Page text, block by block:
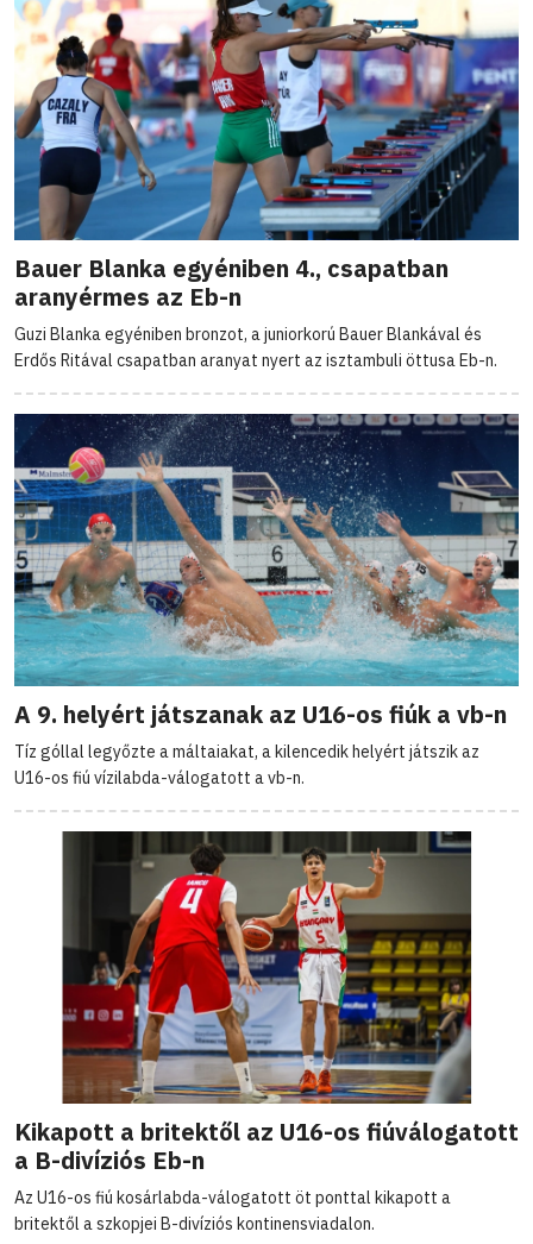
Bauer Blanka egyéniben 4., csapatban
aranyérmes az Eb-n
Guzi Blanka egyéniben bronzot, a juniorkorú Bauer Blankával és
Erdős Ritával csapatban aranyat nyert az isztambuli öttusa Eb-n.
A 9. helyért játszanak az U16-os fiúk a vb-n
Tíz góllal legyőzte a máltaiakat, a kilencedik helyért játszik az
U16-os fiú vízilabda-válogatott a vb-n.
Kikapott a britektől az U16-os fiúválogatott
a B-divíziós Eb-n
Az U16-os fiú kosárlabda-válogatott öt ponttal kikapott a
britektől a szkopjei B-divíziós kontinensviadalon.